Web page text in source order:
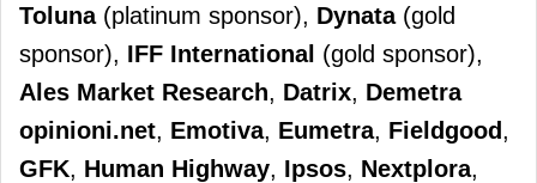
Toluna (platinum sponsor), Dynata(gold
sponsor), IFF International (gold sponsor),
Ales Market Research, Datrix, Demetra
opinioni.net, Emotiva, Eumetra, Fieldgood,
GFK, Human Highway, Ipsos, Nextplora,